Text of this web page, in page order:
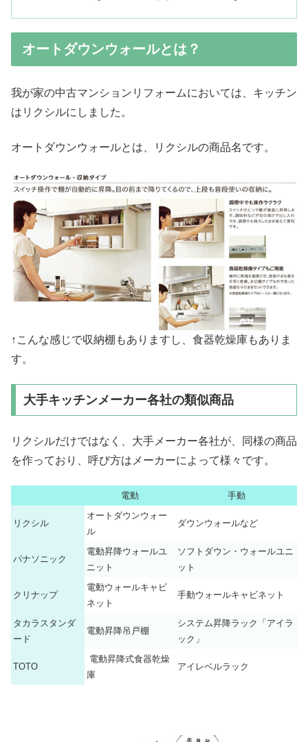
オートダウンウォールとは？
我が家の中古マンションリフォームにおいては、キッチン
はリクシルにしました。
オートダウンウォールとは、リクシルの商品名です。
↑こんな感じで収納棚もありますし、食器乾燥庫もありま
す。
大手キッチンメーカー各社の類似商品
リクシルだけではなく、大手メーカー各社が、同様の商品
を作っており、呼び方はメーカーによって様々です。
電動 手動
リクシル
オートダウンウォー
ル
ダウンウォールなど
パナソニック
電動昇降ウォールユ
ニット
ソフトダウン・ウォールユニ
ット
クリナップ
電動ウォールキャビ
ネット
手動ウォールキャビネット
タカラスタンダ
ード
電動昇降吊戸棚
システム昇降ラック「アイラ
ック」
TOTO
電動昇降式食器乾燥
庫
アイレベルラック